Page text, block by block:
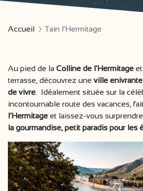
Accueil Tain l'Hermitage
Au pied de la Colline de l’Hermitage
terrasse, découvrez une ville enivrante
de vivre. Idéalement située sur la
incontournable route des vacances,
l’Hermitage et laissez-vous
la gourmandise, petit paradis pour les